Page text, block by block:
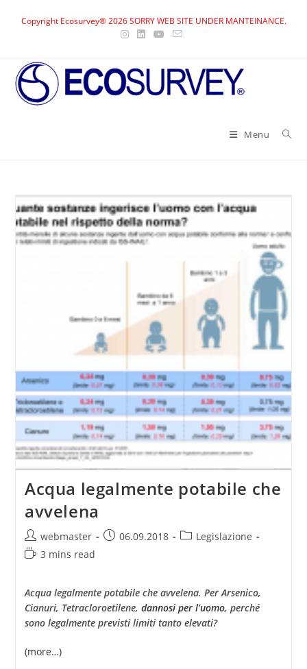
Copyright Ecosurvey® 2026 SORRY WEB SITE UNDER MANTEINANCE.
Menu
Acqua legalmente potabile che
avvelena
Post
author:
webmaster
Post06.09.2018
PostLegislazione
Reading
3 mins read
Acqua legalmente potabile che avvelena. Per Arsenico,
Cianuri, Tetracloroetilene, dannosi per l’uomo, perché
sono legalmente previsti limiti tanto elevati?
(more…)